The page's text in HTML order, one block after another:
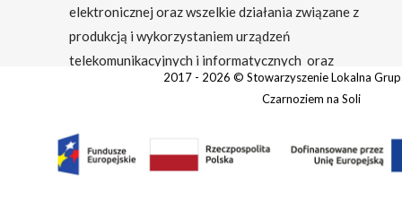
elektronicznej oraz wszelkie działania związane z
produkcją i wykorzystaniem urządzeń
telekomunikacyjnych i informatycznych oraz
usług im towarzyszących; działania edukacyjne i
szkoleniowe. W przypadku gdy beneficjentem
pozostaje jeden podmiot, we wskaźniku należy ująć
wartość „1”. W przypadku gdy projekt jest
realizowany przez partnerstwo podmiotów, w
2017 - 2026 © Stowarzyszenie Lokalna
Czarnoziem na Soli